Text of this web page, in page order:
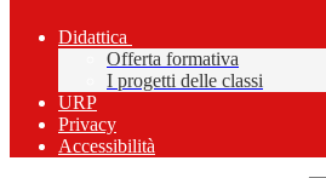
Didattica
Offerta formativa
I progetti delle classi
URP
Privacy
Accessibilità